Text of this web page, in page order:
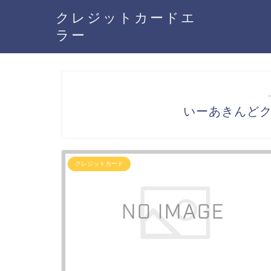
クレジットカードエ
ラー
いーあきんど
クレジットカード